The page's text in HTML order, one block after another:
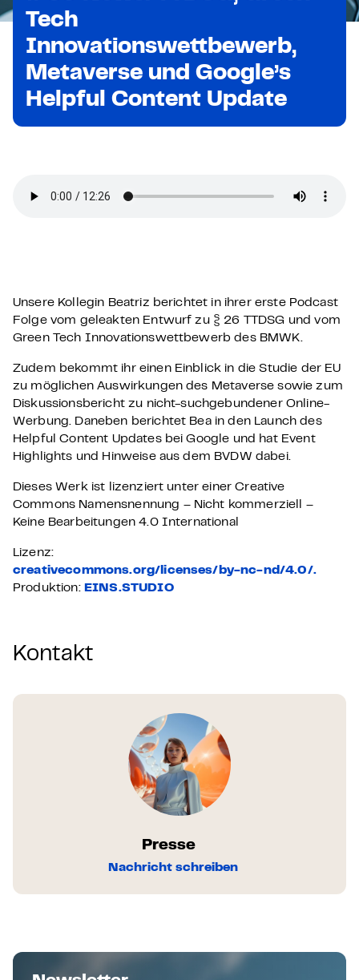
Tech
Innovationswettbewerb,
Metaverse und Google’s
Helpful Content Update
Unsere Kollegin Beatriz berichtet in ihrer erste Podcast
Folge vom geleakten Entwurf zu § 26 TTDSG und vom
Green Tech Innovationswettbewerb des BMWK.
Zudem bekommt ihr einen Einblick in die Studie der EU
zu möglichen Auswirkungen des Metaverse sowie zum
Diskussionsbericht zu nicht-suchgebundener Online-
Werbung. Daneben berichtet Bea in den Launch des
Helpful Content Updates bei Google und hat Event
Highlights und Hinweise aus dem BVDW dabei.
Dieses Werk ist lizenziert unter einer Creative
Commons Namensnennung – Nicht kommerziell –
Keine Bearbeitungen 4.0 International
Lizenz:
creativecommons.org/licenses/by-nc-nd/4.0/.
Produktion: EINS.STUDIO
Kontakt
Presse
Nachricht schreiben